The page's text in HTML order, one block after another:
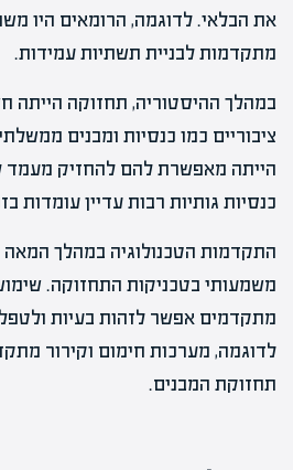
את הבלאי. לדוגמה, הרומאים היו
מתקדמות לבניית תשתיות עמידות.
במהלך ההיסטוריה, תחזוקה הייתה
ציבוריים כמו כנסיות ומבנים
הייתה מאפשרת להם להחזיק מעמד
כנסיות גותיות רבות עדיין עומדות
משמעותי בטכניקות התחזוקה.
מתקדמים אפשר לזהות בעיות ולטפל
לדוגמה, מערכות חימום וקירור
תחזוקת המבנים.